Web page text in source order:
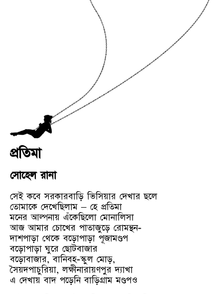
প্রতিমা
সোহেল রানা
সেই কবে সরকারবাড়ি ভিসিয়ার দেখার ছলে
তোমাকে দেখেছিলাম – হে প্রতিমা
মনের আল্পনায় এঁকেছিলো মোনালিসা
আজ আমার চোখের পাতাজুড়ে রোমন্থন-
দাশপাড়া থেকে বড়োপাড়া পূজামণ্ডপ
বড়োপাড়া ঘুরে ছোটবাজার
বড়োবাজার, বানিবহ-স্কুল মোড়,
সৈয়দপাচুরিয়া, লক্ষীনারায়ণপুর দ্যাখা
এ দেখায় বাদ পড়েনি বাড়িগ্রাম মণ্ডপও